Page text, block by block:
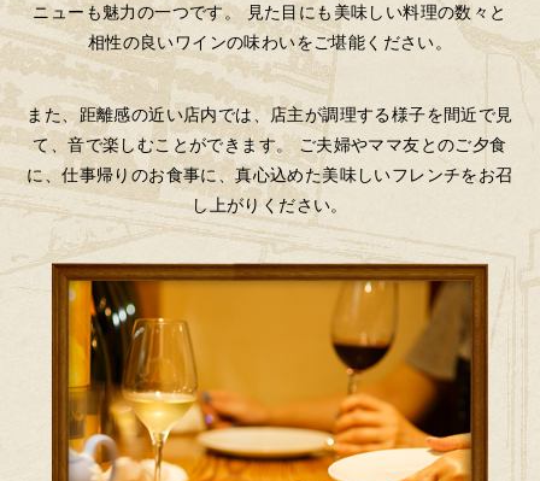
ニューも魅力の一つです。見た目にも美味しい料理の数々と
相性の良いワインの味わいをご堪能ください。
また、距離感の近い店内では、店主が調理する様子を間近で見
て、音で楽しむことができます。
ご夫婦やママ友とのご夕食
に、仕事帰りのお食事に、真心込めた美味しいフレンチをお召
し上がりください。